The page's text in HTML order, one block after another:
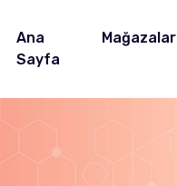
Ana
Sayfa
Mağazalar